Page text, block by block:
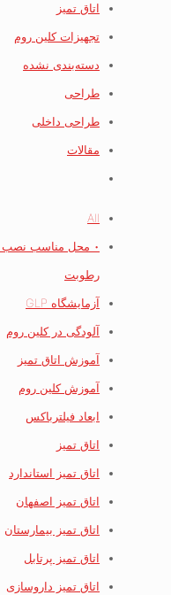
اتاق تمیز
تجهیزات کلین روم
دسته‌بندی نشده
طراحی
طراحی داخلی
مقالات
All
• محل مناسب نصب
رطوبت
آزمایشگاه GLP
آلودگی در کلین روم
آموزش اتاق تمیز
آموزش کلین روم
ابعاد فیلترباکس
اتاق تمیز
اتاق تمیز استاندارد
اتاق تمیز اصفهان
اتاق تمیز بیمارستان
اتاق تمیز پرتابل
اتاق تمیز داروسازی